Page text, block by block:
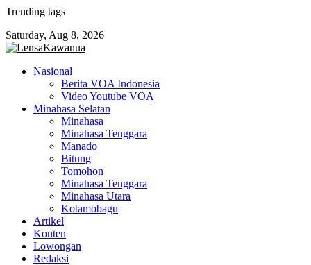
Skip
content
Trending tags
Saturday, Aug 8, 2026
Nasional
Berita VOA Indonesia
Video Youtube VOA
Minahasa Selatan
Minahasa
Minahasa Tenggara
Manado
Bitung
Tomohon
Minahasa Tenggara
Minahasa Utara
Kotamobagu
Artikel
Konten
Lowongan
Redaksi